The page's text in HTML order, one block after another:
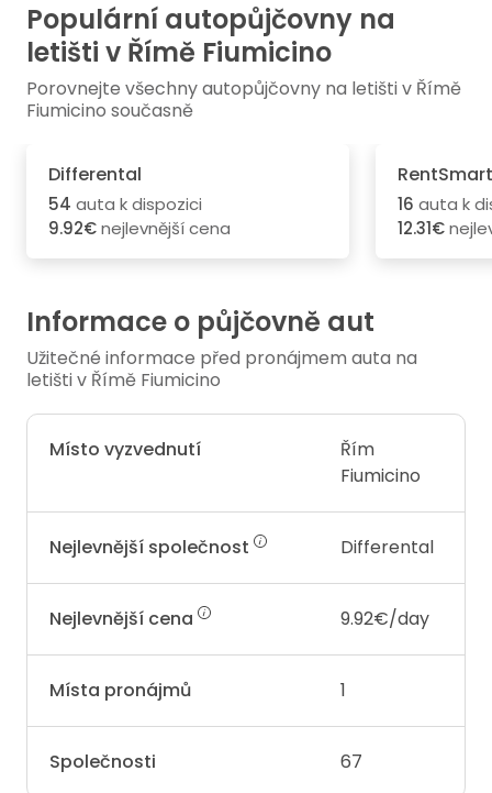
Populární autopůjčovny na
letišti v Římě Fiumicino
Porovnejte všechny autopůjčovny na letišti v Římě
Fiumicino současně
Differental
54 auta k dispozici
9.92€nejlevnější cena
16 auta k
12.31€
Informace o půjčovně aut
Užitečné informace před pronájmem auta na
letišti v Římě Fiumicino
Místo vyzvednutí
Řím
Fiumicino
Nejlevnější společnost Differental
Nejlevnější cena 9.92€/day
Místa pronájmů 1
Společnosti 67